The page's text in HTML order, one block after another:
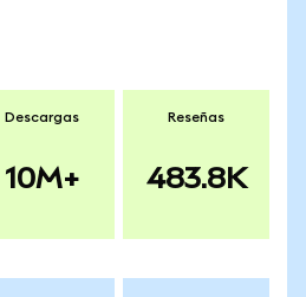
Descargas
10M+
Reseñas
483.8K